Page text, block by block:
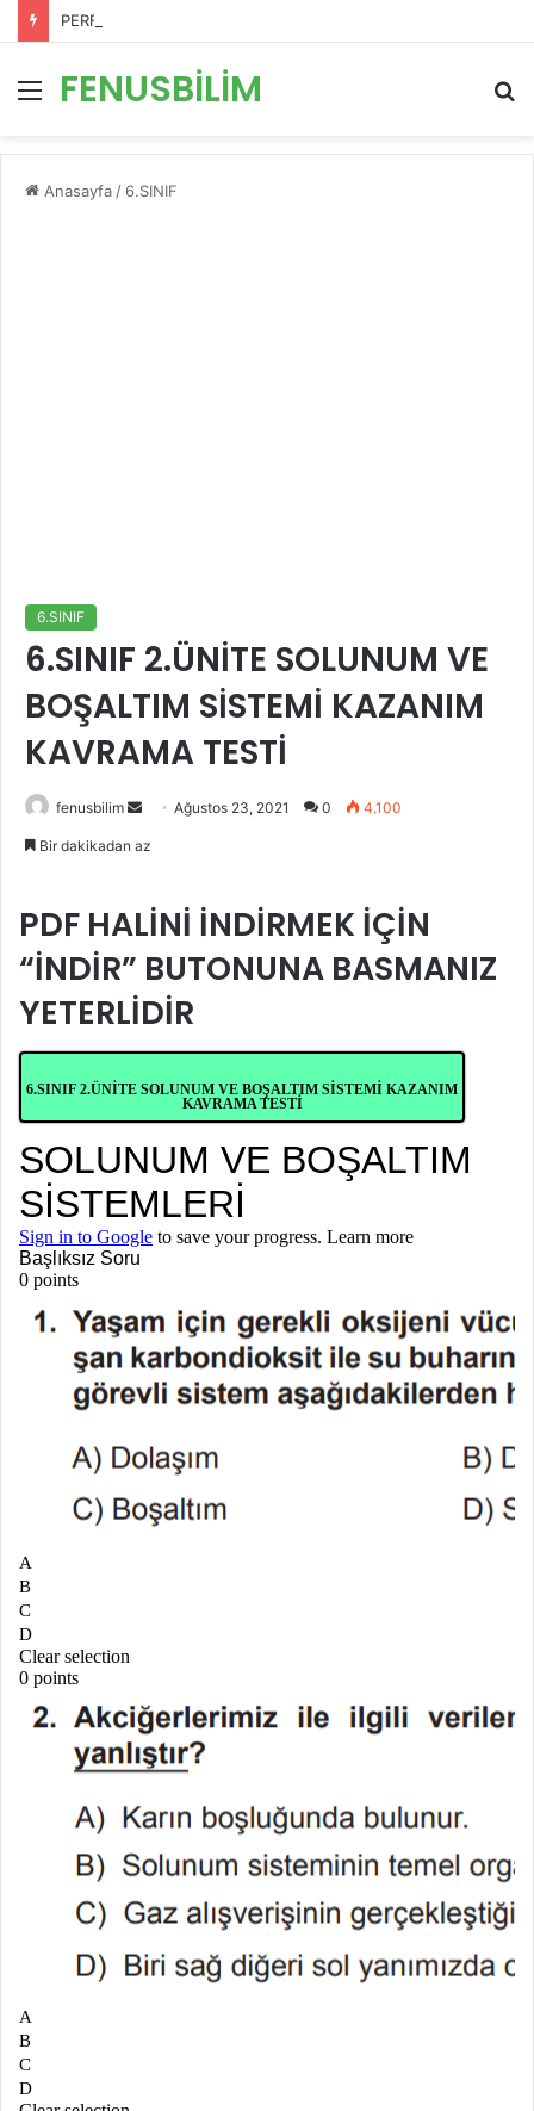
PERFORMANS DEĞERLENDİRME ÖLÇEKLERİ
Menü
FENUSBİLİM
...
Anasayfa / 6.SINIF
6.SINIF
6.SINIF 2.ÜNİTE SOLUNUM VE
BOŞALTIM SİSTEMİ KAZANIM
KAVRAMA TESTİ
fenusbilim
Bir
Ağustos 23, 2021 0 4.100
Bir dakikadan az
PDF HALİNİ İNDİRMEK İÇİN
“İNDİR” BUTONUNA BASMANIZ
YETERLİDİR
6.SINIF 2.ÜNİTE SOLUNUM VE BOŞALTIM SİSTEMİ KAZANIM
KAVRAMA TESTİ